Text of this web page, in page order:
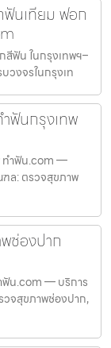
ฟันเทียม ฟอก
ฟัน ในกรุงเทพฯ–
งจรในกรุงเท
ฟันกรุงเทพ
ทำฟัน.com —
ล: ตรวจสุขภาพ
ช่องปาก
ฟัน.com — บริการ
จสุขภาพช่องปาก,